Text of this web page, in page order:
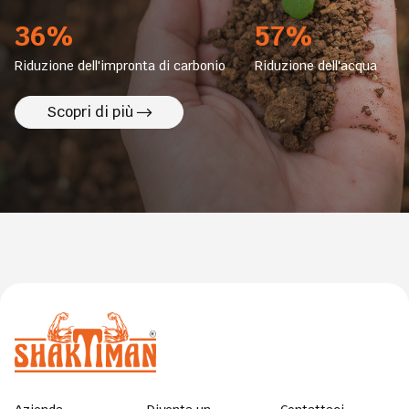
37%
Riduzione dell'impronta di carbonio
57%
Riduzione dell'acqua
Scopri di più